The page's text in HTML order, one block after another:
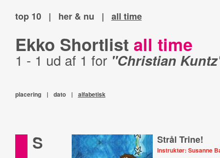
top 10 | her & nu | all time
Ekko Shortlist all time
1 - 1 ud af 1 for "Christian
placering | dato | alfabetisk
S Strål Trine!
Instruktør: Susanne